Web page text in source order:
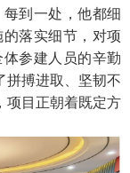
到一处，他都细
落实细节，对项
参建人员的辛勤
拼搏进取、坚韧不
项目正朝着既定方